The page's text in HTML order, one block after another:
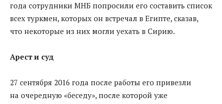
года сотрудники МНБ попросили его составить список
всех туркмен, которых он встречал в Египте, сказав,
что некоторые из них могли уехать в Сирию.
Арест и суд
27 сентября 2016 года после работы его привезли
на очередную «беседу», после которой уже